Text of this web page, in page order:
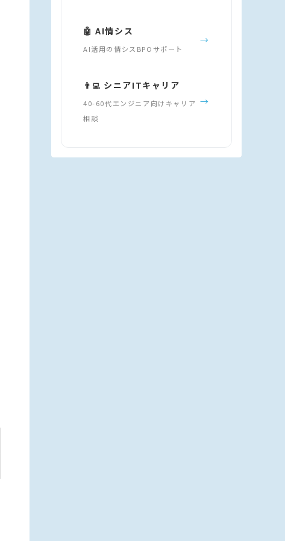
🤖 AI情シス
AI活用の情シスBPOサポート
→
👨‍💻 シニアITキャリア
40-60代エンジニア向けキャリア
相談
→